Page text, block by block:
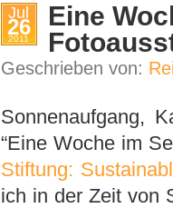
Jul
26
2011
Eine
Geschrieben von:
Sonnenaufgang,
“Eine Woche im
Stiftung:
ich in der Zeit von